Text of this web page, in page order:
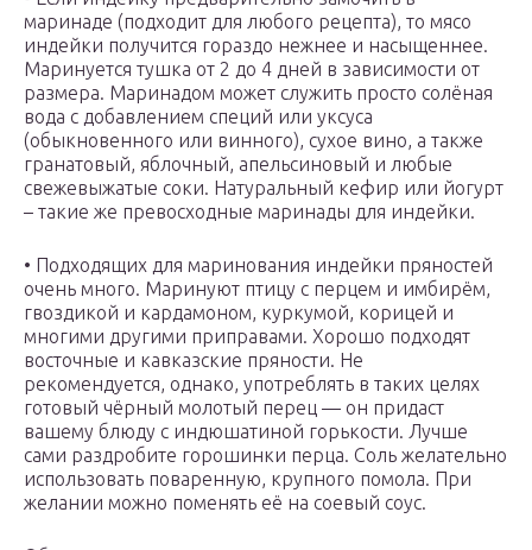
маринаде (подходит для любого рецепта), то мясо
индейки получится гораздо нежнее и насыщеннее.
Маринуется тушка от 2 до 4 дней в зависимости от
размера. Маринадом может служить просто солёная
вода с добавлением специй или уксуса
(обыкновенного или винного), сухое вино, а также
гранатовый, яблочный, апельсиновый и любые
свежевыжатые соки. Натуральный кефир или йогурт
– такие же превосходные маринады для индейки.
• Подходящих для маринования индейки пряностей
очень много. Маринуют птицу с перцем и имбирём,
гвоздикой и кардамоном, куркумой, корицей и
многими другими приправами. Хорошо подходят
восточные и кавказские пряности. Не
рекомендуется, однако, употреблять в таких целях
готовый чёрный молотый перец — он придаст
вашему блюду с индюшатиной горькости. Лучше
сами раздробите горошинки перца. Соль желательно
использовать поваренную, крупного помола. При
желании можно поменять её на соевый соус.